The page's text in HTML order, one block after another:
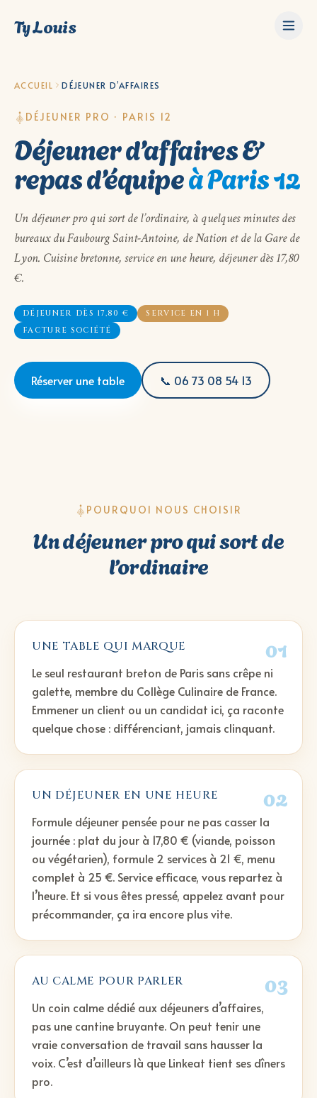
Ty Louis
ACCUEIL DÉJEUNER D’AFFAIRES
DÉJEUNER PRO · PARIS 12
Déjeuner d’affaires &
repas d’équipeà Paris 12
Un déjeuner pro qui sort de l’ordinaire, à quelques minutes des
bureaux du Faubourg Saint-Antoine, de Nation et de la Gare de
Lyon. Cuisine bretonne, service en une heure, déjeuner dès 17,80
€.
DÉJEUNER DÈS 17,80 €
SERVICE EN 1 H
FACTURE SOCIÉTÉ
Réserver une table 📞 06 73 08 54 13
POURQUOI NOUS CHOISIR
Un déjeuner pro qui sort de
l’ordinaire
01
UNE TABLE QUI MARQUE
Le seul restaurant breton de Paris sans crêpe ni
galette, membre du Collège Culinaire de France.
Emmener un client ou un candidat ici, ça raconte
quelque chose : différenciant, jamais clinquant.
02
UN DÉJEUNER EN UNE HEURE
Formule déjeuner pensée pour ne pas casser la
journée : plat du jour à 17,80 € (viande, poisson
ou végétarien), formule 2 services à 21 €, menu
complet à 25 €. Service efficace, vous repartez à
l’heure. Et si vous êtes pressé, appelez avant pour
précommander, ça ira encore plus vite.
03
AU CALME POUR PARLER
Un coin calme dédié aux déjeuners d’affaires,
pas une cantine bruyante. On peut tenir une
vraie conversation de travail sans hausser la
voix. C’est d’ailleurs là que Linkeat tient ses dîners
pro.